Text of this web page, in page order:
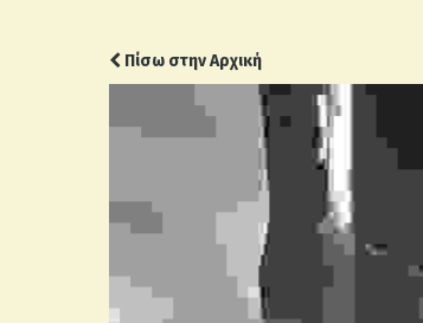
Πίσω στην Αρχική